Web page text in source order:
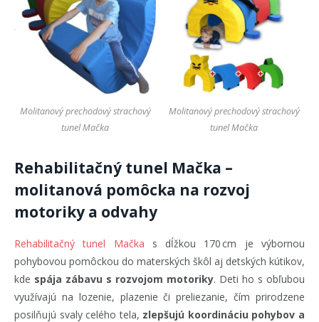
Molitanový prechodový strachový
tunel Mačka
Molitanový prechodový strachový
tunel Mačka
Rehabilitačný tunel Mačka –
molitanová pomôcka na rozvoj
motoriky a odvahy
Rehabilitačný tunel Mačka s dĺžkou 170 cm je výbornou
pohybovou pomôckou do materských škôl aj detských kútikov,
kde spája zábavu s rozvojom motoriky. Deti ho s obľubou
využívajú na lozenie, plazenie či preliezanie, čím prirodzene
posilňujú svaly celého tela, zlepšujú koordináciu pohybov a